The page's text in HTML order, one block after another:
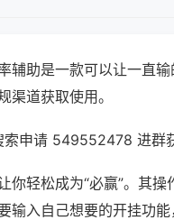
辅助是一款可以让一直
渠道获取使用。
索申请 549552478 进群
你轻松成为“必赢”。其
输入自己想要的开挂功